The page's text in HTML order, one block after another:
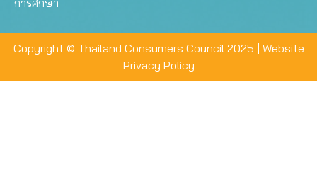
การศึกษา
Copyright © Thailand Consumers Council 2025 | Website
Privacy Policy